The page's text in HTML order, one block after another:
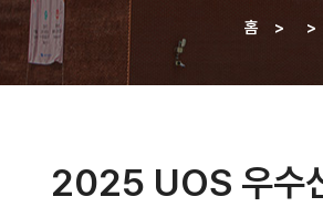
경로
홈 > >
2025 UOS 우수